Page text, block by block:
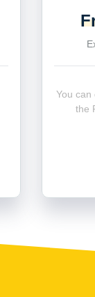
You can
the